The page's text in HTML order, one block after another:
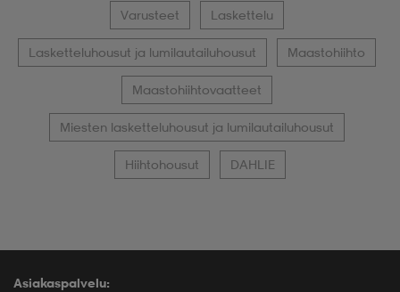
Varusteet Laskettelu
Lasketteluhousut ja lumilautailuhousut Maastohiihto
Maastohiihtovaatteet
Miesten lasketteluhousut ja lumilautailuhousut
Hiihtohousut DAHLIE
Asiakaspalvelu: